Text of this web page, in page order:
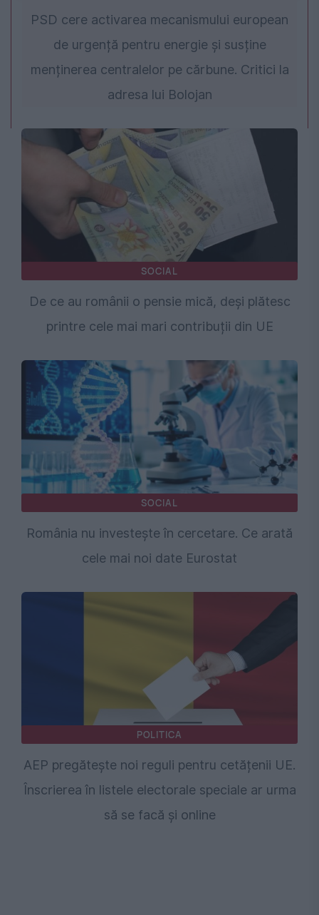
PSD cere activarea mecanismului european
de urgență pentru energie și susține
menținerea centralelor pe cărbune. Critici la
adresa lui Bolojan
SOCIAL
De ce au românii o pensie mică, deși plătesc
printre cele mai mari contribuții din UE
SOCIAL
România nu investește în cercetare. Ce arată
cele mai noi date Eurostat
POLITICA
AEP pregătește noi reguli pentru cetățenii UE.
Înscrierea în listele electorale speciale ar urma
să se facă și online